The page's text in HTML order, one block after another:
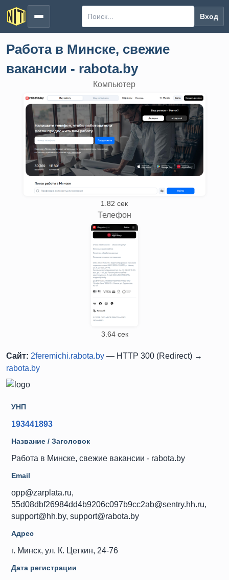
Вход
Работа в Минске, свежие
вакансии - rabota.by
Компьютер
1.82 сек
Телефон
3.64 сек
Сайт: 2feremichi.rabota.by — HTTP 300 (Redirect) →
rabota.by
УНП
193441893
Название / Заголовок
Работа в Минске, свежие вакансии - rabota.by
Email
opp@zarplata.ru,
55d08dbf26984dd4b9206c097b9cc2ab@sentry.hh.ru,
support@hh.by, support@rabota.by
Адрес
г. Минск, ул. К. Цеткин, 24-76
Дата регистрации